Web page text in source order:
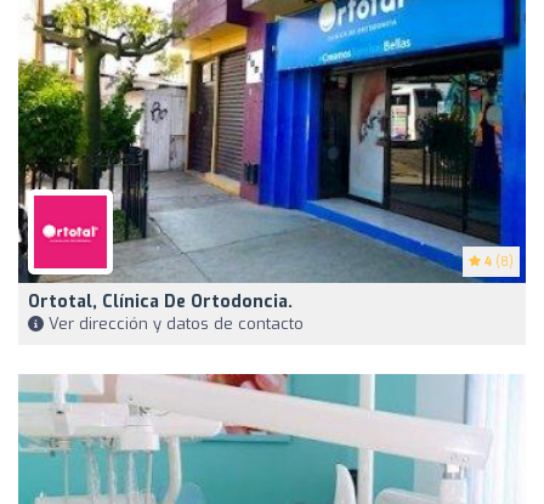
4 (8)
Ortotal, Clínica De Ortodoncia.
Ver dirección y datos de contacto